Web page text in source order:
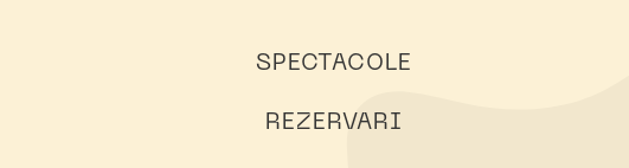
SPECTACOLE
REZERVARI